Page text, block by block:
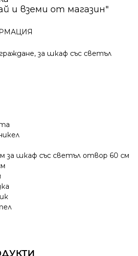
и вземи от магазин"
за шкаф със светъл
за шкаф със светъл отвор 60 см